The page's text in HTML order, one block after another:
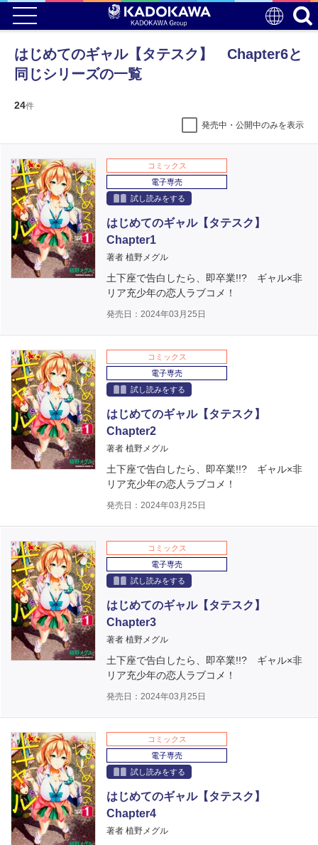
はじめてのギャル【タテスク】 Chapter6と
同じシリーズの一覧
24件
発売中・公開中のみを表示
コミックス
電子専売
試し読みをする
はじめてのギャル【タテスク】
Chapter1
著者 植野メグル
土下座で告白したら、即卒業!!? ギャル×非
リア充少年の恋人ラブコメ！
発売日：2024年03月25日
コミックス
電子専売
試し読みをする
はじめてのギャル【タテスク】
Chapter2
著者 植野メグル
土下座で告白したら、即卒業!!? ギャル×非
リア充少年の恋人ラブコメ！
発売日：2024年03月25日
コミックス
電子専売
試し読みをする
はじめてのギャル【タテスク】
Chapter3
著者 植野メグル
土下座で告白したら、即卒業!!? ギャル×非
リア充少年の恋人ラブコメ！
発売日：2024年03月25日
コミックス
電子専売
試し読みをする
はじめてのギャル【タテスク】
Chapter4
著者 植野メグル